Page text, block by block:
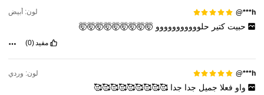
h***@ لون: أبيض
حبيت كتير حلووووووووووو 🤯🤯🤯🤯🤯🤯🤯🤯🤯
مفيد (0)
h***@ لون: وردي
واو فعلا جميل جدا جدا 🥰🥰🥰🥰🥰🥰🥰🥰🥰